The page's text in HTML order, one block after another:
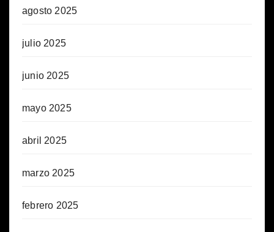
agosto 2025
julio 2025
junio 2025
mayo 2025
abril 2025
marzo 2025
febrero 2025